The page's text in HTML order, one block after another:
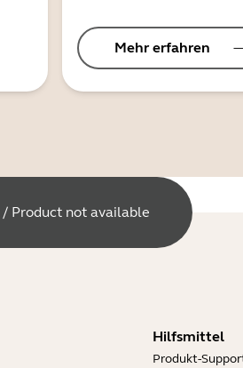
Mehr erfahren
/ Product not available
Hilfsmittel
Produkt-